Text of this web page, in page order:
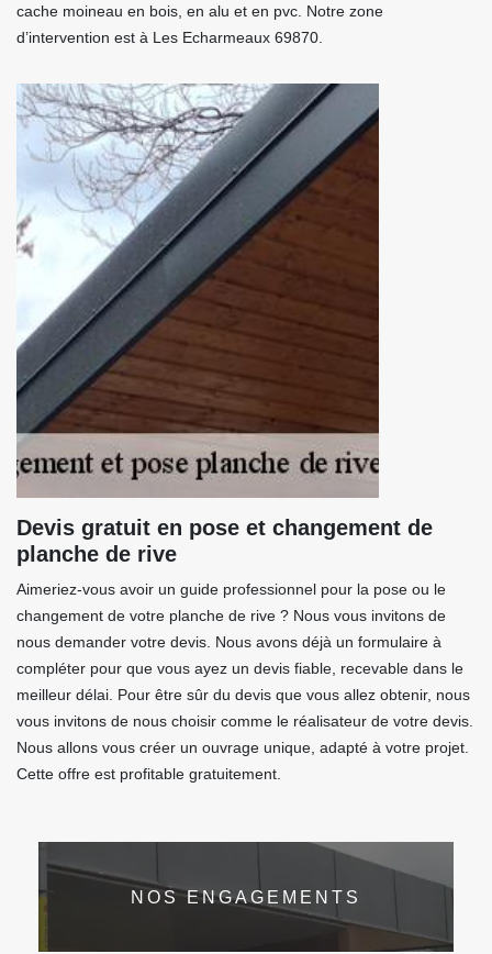
cache moineau en bois, en alu et en pvc. Notre zone
d’intervention est à Les Echarmeaux 69870.
Devis gratuit en pose et changement de
planche de rive
Aimeriez-vous avoir un guide professionnel pour la pose ou le
changement de votre planche de rive ? Nous vous invitons de
nous demander votre devis. Nous avons déjà un formulaire à
compléter pour que vous ayez un devis fiable, recevable dans le
meilleur délai. Pour être sûr du devis que vous allez obtenir, nous
vous invitons de nous choisir comme le réalisateur de votre devis.
Nous allons vous créer un ouvrage unique, adapté à votre projet.
Cette offre est profitable gratuitement.
NOS ENGAGEMENTS